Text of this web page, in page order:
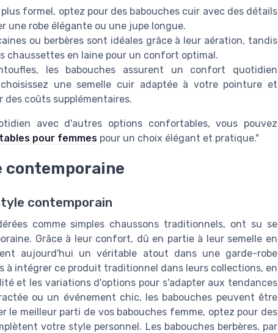
formel, optez pour des babouches cuir avec des détails
une robe élégante ou une jupe longue.
ou berbères sont idéales grâce à leur aération, tandis
chaussettes en laine pour un confort optimal.
les babouches assurent un confort quotidien
une semelle cuir adaptée à votre pointure et
coûts supplémentaires.
avec d'autres options confortables, vous pouvez
pour femmes pour un choix élégant et pratique."
contemporaine
contemporain
comme simples chaussons traditionnels, ont su se
Grâce à leur confort, dû en partie à leur semelle en
aujourd'hui un véritable atout dans une garde-robe
à intégrer ce produit traditionnel dans leurs collections, en
et les variations d'options pour s'adapter aux tendances
ou un événement chic, les babouches peuvent être
le meilleur parti de vos babouches femme, optez pour des
votre style personnel. Les babouches berbères, par